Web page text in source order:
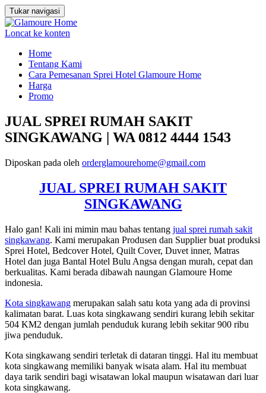
Tukar navigasi
Loncat ke konten
Home
Tentang Kami
Cara Pemesanan Sprei Hotel Glamoure Home
Harga
Promo
JUAL SPREI RUMAH SAKIT
SINGKAWANG | WA 0812 4444 1543
Diposkan pada oleh orderglamourehome@gmail.com
JUAL SPREI RUMAH SAKIT
SINGKAWANG
Halo gan! Kali ini mimin mau bahas tentang jual sprei rumah sakit
singkawang. Kami merupakan Produsen dan Supplier buat produksi
Sprei Hotel, Bedcover Hotel, Quilt Cover, Duvet inner, Matras
Hotel dan juga Bantal Hotel Bulu Angsa dengan murah, cepat dan
berkualitas. Kami berada dibawah naungan Glamoure Home
indonesia.
Kota singkawang merupakan salah satu kota yang ada di provinsi
kalimatan barat. Luas kota singkawang sendiri kurang lebih sekitar
504 KM2 dengan jumlah penduduk kurang lebih sekitar 900 ribu
jiwa penduduk.
Kota singkawang sendiri terletak di dataran tinggi. Hal itu membuat
kota singkawang memiliki banyak wisata alam. Hal itu membuat
daya tarik sendiri bagi wisatawan lokal maupun wisatawan dari luar
kota singkawang.